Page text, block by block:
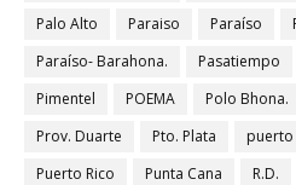
Palo Alto
Paraiso Paraíso
Paraíso- Barahona.
Pasatiempo
Pimentel
POEMA Polo Bhona.
Prov. Duarte
Pto. Plata
Puerto Rico
Punta Cana R.D.